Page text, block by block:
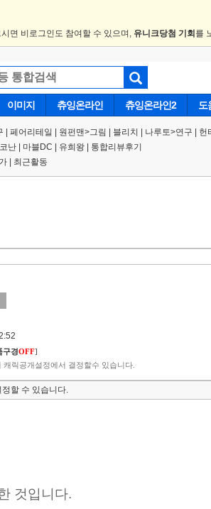
시면 비로그인도 참여할 수 있으며, 유니크당첨 기회 를
이미지 츄잉온라인 츄잉온라인2 도
페어리테일 | 원펀맨>그림 블리치 나루토>연구 헌
코난 마블DC 유희왕 통합리뷰후기
최근활동
구경OFF]
캐릭공개설정에서 결정할수 있습니다.
할 수 있습니다.
것입니다.